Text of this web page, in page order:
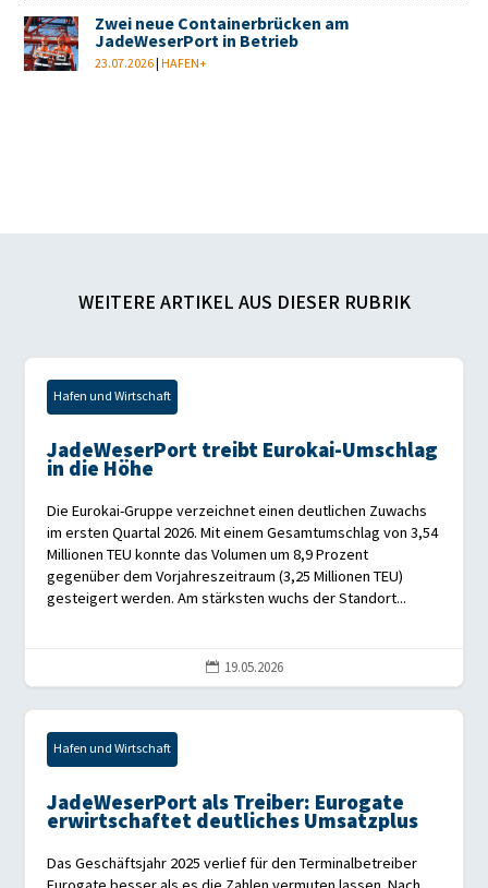
Zwei neue Containerbrücken am
JadeWeserPort in Betrieb
23.07.2026 |HAFEN+
WEITERE ARTIKEL AUS DIESER RUBRIK
Hafen und Wirtschaft
JadeWeserPort treibt Eurokai-Umschlag
in die Höhe
Die Eurokai-Gruppe verzeichnet einen deutlichen Zuwachs
im ersten Quartal 2026. Mit einem Gesamtumschlag von 3,54
Millionen TEU konnte das Volumen um 8,9 Prozent
gegenüber dem Vorjahreszeitraum (3,25 Millionen TEU)
gesteigert werden. Am stärksten wuchs der Standort...
 19.05.2026
Hafen und Wirtschaft
JadeWeserPort als Treiber: Eurogate
erwirtschaftet deutliches Umsatzplus
Das Geschäftsjahr 2025 verlief für den Terminalbetreiber